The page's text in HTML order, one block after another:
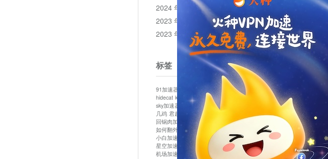
2024 年 1 月
2023 年 12 月
2023 年 11 月
标签
91加速器 bluelayer加速器
clash节点
hidecat kuai500 panda加速器
plex加速器
sky加速器
telegram加速器 中信加速器
云梯加速器
几鸡 君越加速器 哔咔漫画加速器
唐师傅加速器
回锅肉加速器
坚果加速器 壹点加速器
如何翻外墙网站 小哈vp加速器
小火箭加速器
小白加速器
布谷vp加速器 心阶云 快连
星空加速器
最新版clash安卓下载
月光加速器
机场加速器
松果云 极快加速器
梯子加速器